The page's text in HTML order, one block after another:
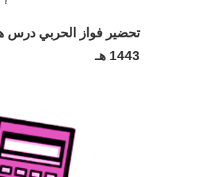
تحضير فواز الحربي درس
1443 هـ